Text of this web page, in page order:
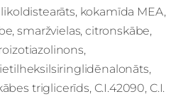
kokamīda MEA,
smaržvielas, citronskābe,
triglicerīds, C.I.42090, C.I.